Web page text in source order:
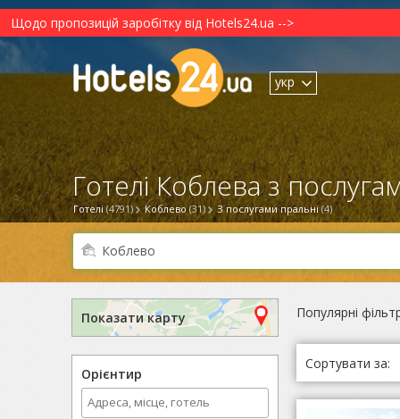
Щодо пропозицій заробітку від Hotels24.ua -->
укр
Готелі (4791) Коблево (31) З послугами пральні (4)
Готелі Коблева з
Показати карту
Орієнтир
Популярні
Сортувати за: